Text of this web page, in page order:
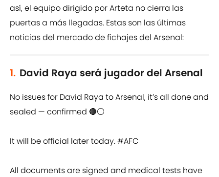
así, el equipo dirigido por Arteta no cierra las
puertas a más llegadas. Estas son las últimas
noticias del mercado de fichajes del Arsenal:
1. David Raya será jugador del Arsenal
No issues for David Raya to Arsenal, it’s all done and
sealed — confirmed 🔴⚪️
It will be official later today.#AFC
All documents are signed and medical tests have